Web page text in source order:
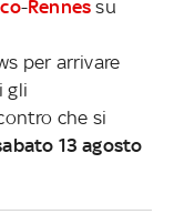
-Rennes su
per arrivare
gli
che si
13 agosto